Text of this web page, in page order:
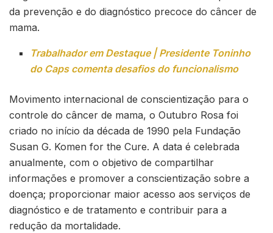
da prevenção e do diagnóstico precoce do câncer de
mama.
Trabalhador em Destaque | Presidente Toninho
do Caps comenta desafios do funcionalismo
Movimento internacional de conscientização para o
controle do câncer de mama, o Outubro Rosa foi
criado no início da década de 1990 pela Fundação
Susan G. Komen for the Cure. A data é celebrada
anualmente, com o objetivo de compartilhar
informações e promover a conscientização sobre a
doença; proporcionar maior acesso aos serviços de
diagnóstico e de tratamento e contribuir para a
redução da mortalidade.